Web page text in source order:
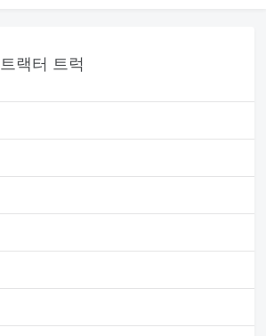
트랙터 트럭